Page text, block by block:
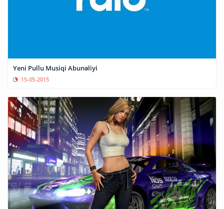
Yeni Pullu Musiqi Abunəliyi
15-05-2015